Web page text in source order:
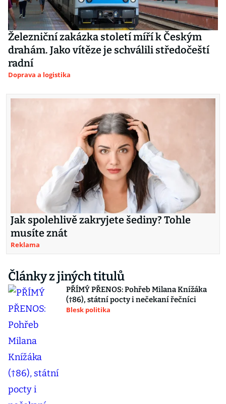
Železniční zakázka století míří k Českým
drahám. Jako vítěze je schválili středočeští
radní
Doprava a logistika
Jak spolehlivě zakryjete šediny? Tohle
musíte znát
Reklama
Články z jiných titulů
PŘÍMÝ PŘENOS: Pohřeb Milana Knížáka
(†86), státní pocty i nečekaní řečníci
Blesk politika